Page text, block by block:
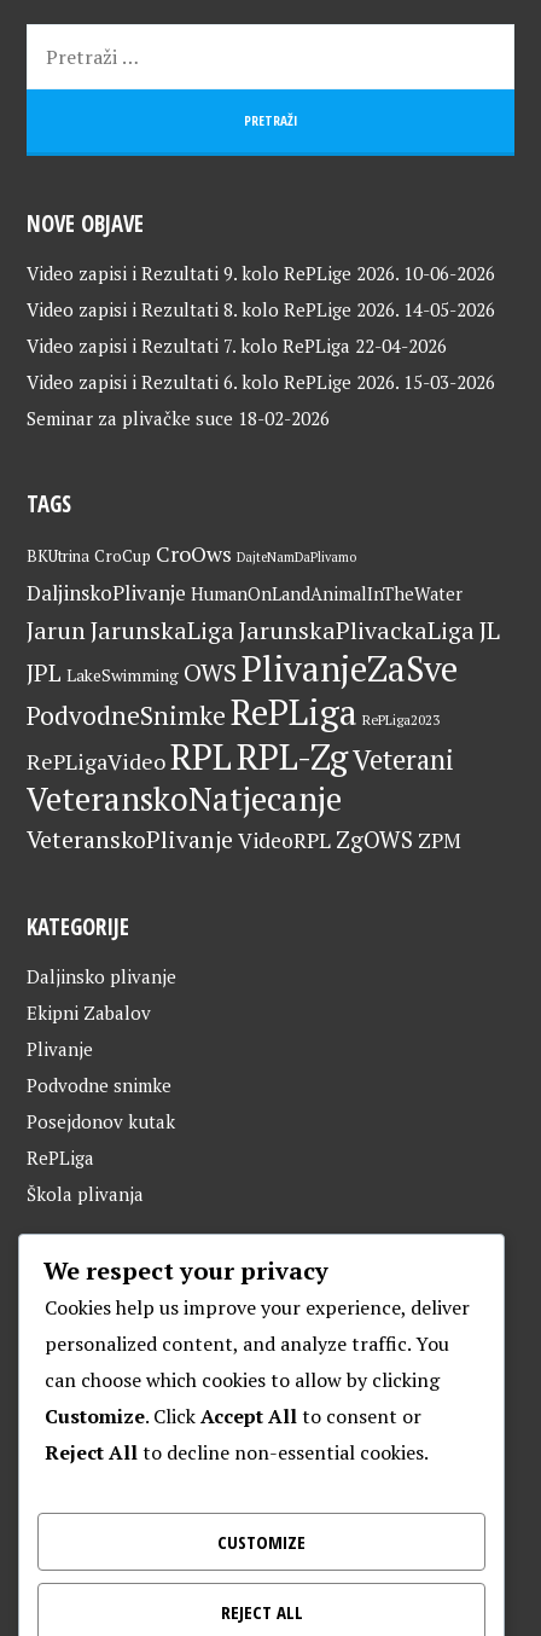
NOVE OBJAVE
Video zapisi i Rezultati 9. kolo RePLige 2026. 10-06-2026
Video zapisi i Rezultati 8. kolo RePLige 2026. 14-05-2026
Video zapisi i Rezultati 7. kolo RePLiga 22-04-2026
Video zapisi i Rezultati 6. kolo RePLige 2026. 15-03-2026
Seminar za plivačke suce 18-02-2026
TAGS
BKUtrina CroCup CroOws DajteNamDaPlivamo
DaljinskoPlivanje HumanOnLandAnimalInTheWater
JarunJarunskaLiga JarunskaPlivackaLiga JL
JPL LakeSwimming OWS PlivanjeZaSve
PodvodneSnimkeRePLiga RePLiga2023
RePLigaVideoRPLRPL-ZgVeterani
VeteranskoNatjecanje
VeteranskoPlivanje VideoRPL ZgOWS ZPM
KATEGORIJE
Daljinsko plivanje
Ekipni Zabalov
Plivanje
Podvodne snimke
Posejdonov kutak
RePLiga
Škola plivanja
ARHIVA
O POSEJDONU
Plivački klub “Posejdon”
Nalješkovićeva 17, Zagreb
Kontakt za veterane – 095 905 9720
We respect your privacy
Cookies help us improve your experience, deliver
personalized content, and analyze traffic. You
can choose which cookies to allow by clicking
Customize. ClickAccept Allto consent or
Reject Allto decline non-essential cookies.
CUSTOMIZE
REJECT ALL